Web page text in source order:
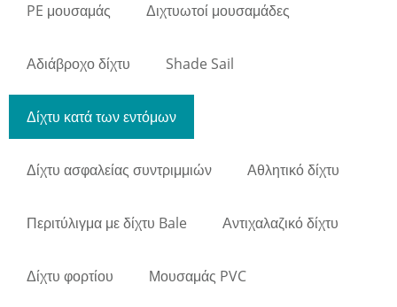
PE μουσαμάς Διχτυωτοί μουσαμάδες
Αδιάβροχο δίχτυ Shade Sail
Δίχτυ κατά των εντόμων
Δίχτυ ασφαλείας συντριμμιών Αθλητικό δίχτυ
Περιτύλιγμα με δίχτυ Bale Αντιχαλαζικό δίχτυ
Δίχτυ φορτίου Μουσαμάς PVC